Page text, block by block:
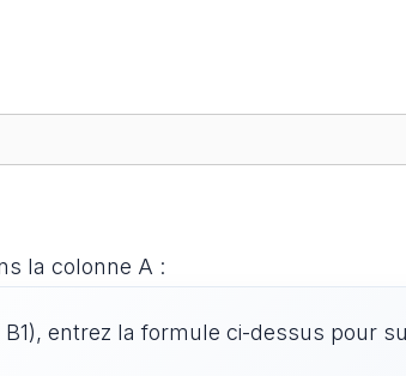
la colonne A :
entrez la formule ci-dessus pour